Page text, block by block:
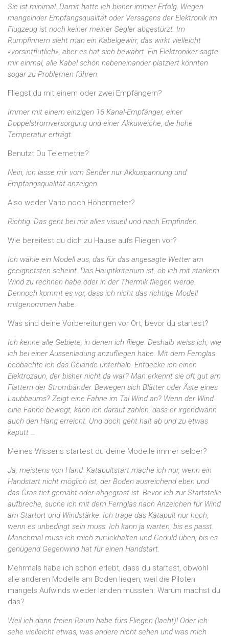
Sie ist minimal. Damit hatte ich bisher immer Erfolg. Wegen
mangelnder Empfangsqualität oder Versagens der Elektronik im
Flugzeug ist noch keiner meiner Segler abgestürzt. Im
Rumpfinnern sieht man ein Kabelgewirr, das wirkt vielleicht
«vorsintflutlich», aber es hat sich bewährt. Ein Elektroniker sagte
mir einmal, alle Kabel schön nebeneinander platziert könnten
sogar zu Problemen führen.
Fliegst du mit einem oder zwei Empfängern?
Immer mit einem einzigen 16 Kanal-Empfänger, einer
Doppelstromversorgung und einer Akkuweiche, die hohe
Temperatur erträgt.
Benutzt Du Telemetrie?
Nein, ich lasse mir vom Sender nur Akkuspannung und
Empfangsqualität anzeigen.
Also weder Vario noch Höhenmeter?
Richtig. Das geht bei mir alles visuell und nach Empfinden.
Wie bereitest du dich zu Hause aufs Fliegen vor?
Ich wähle ein Modell aus, das für das angesagte Wetter am
geeignetsten scheint. Das Hauptkriterium ist, ob ich mit starkem
Wind zu rechnen habe oder in der Thermik fliegen werde.
Dennoch kommt es vor, dass ich nicht das richtige Modell
mitgenommen habe.
Was sind deine Vorbereitungen vor Ort, bevor du startest?
Ich kenne alle Gebiete, in denen ich fliege. Deshalb weiss ich, wie
ich bei einer Aussenladung anzufliegen habe. Mit dem Fernglas
beobachte ich das Gelände unterhalb. Entdecke ich einen
Elektrozaun, der bisher nicht da war? Man erkennt sie oft gut am
Flattern der Strombänder. Bewegen sich Blätter oder Äste eines
Laubbaums? Zeigt eine Fahne im Tal Wind an? Wenn der Wind
eine Fahne bewegt, kann ich darauf zählen, dass er irgendwann
auch den Hang erreicht. Und doch geht halt ab und zu etwas
kaputt …
Meines Wissens startest du deine Modelle immer selber?
Ja, meistens von Hand. Katapultstart mache ich nur, wenn ein
Handstart nicht möglich ist, der Boden ausreichend eben und
das Gras tief gemäht oder abgegrast ist. Bevor ich zur Startstelle
aufbreche, suche ich mit dem Fernglas nach Anzeichen für Wind
am Startort und Windstärke. Ich trage das Katapult nur hoch,
wenn es unbedingt sein muss. Ich kann ja warten, bis es passt.
Manchmal muss ich mich zurückhalten und Geduld üben, bis es
genügend Gegenwind hat für einen Handstart.
Mehrmals habe ich schon erlebt, dass du startest, obwohl
alle anderen Modelle am Boden liegen, weil die Piloten
mangels Aufwinds wieder landen mussten. Warum machst du
das?
Weil ich dann freien Raum habe fürs Fliegen (lacht)! Oder ich
sehe vielleicht etwas, was andere nicht sehen und was mich